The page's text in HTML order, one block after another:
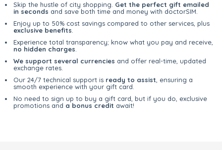
Skip the hustle of city shopping. Get the perfect gift emailed
in seconds and save both time and money with doctorSIM.
Enjoy up to 50% cost savings compared to other services, plus
exclusive benefits
Experience total transparency; know what you pay and receive,
no hidden charges
We support several currencies and offer real-time, updated
exchange rates.
Our 24/7 technical support is ready to assist , ensuring a
smooth experience with your gift card.
No need to sign up to buy a gift card, but if you do, exclusive
promotions and a bonus credit await!